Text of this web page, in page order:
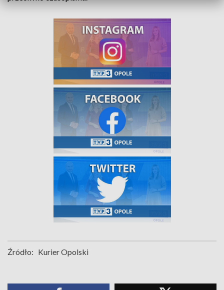
Źródło: Kurier Opolski